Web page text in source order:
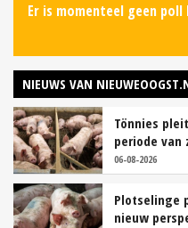
Er is momenteel geen poll
NIEUWS VAN
Tönnies
periode van
06-08-2026
Plotselinge
nieuw